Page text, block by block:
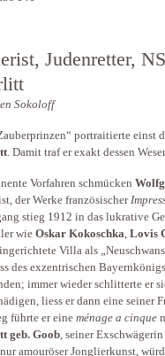
Judenretter,
Sokoloff
portraitierte einst
. Damit traf er exakt dessen
Vorfahren schmücken
der Werke französischer
stieg 1912 in das lukrative
wie Oskar Kokoschka, Lovis
Villa als
des exzentrischen
immer wieder schlitterte er
liess er dann eine seiner
führte er eine ménage a cinque
geb. Goob, seiner
amouröser Jonglierkunst,